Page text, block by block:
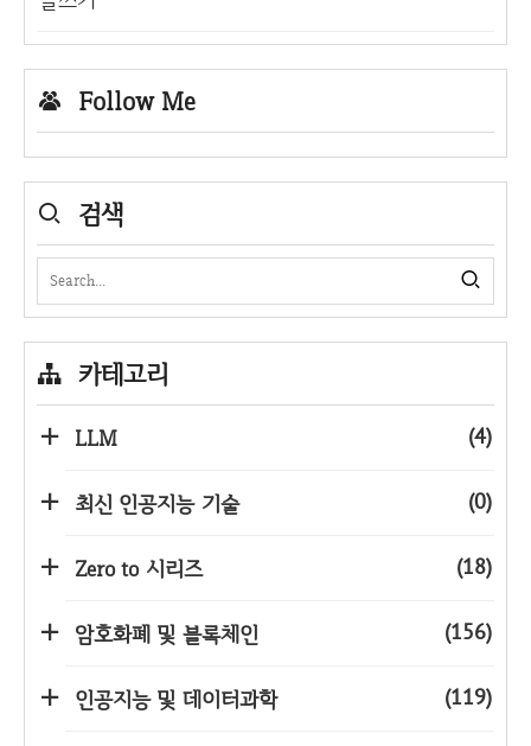
Follow Me
검색
카테고리
LLM (4)
최신 인공지능 기술 (0)
Zero to 시리즈 (18)
암호화폐 및 블록체인 (156)
인공지능 및 데이터과학 (119)